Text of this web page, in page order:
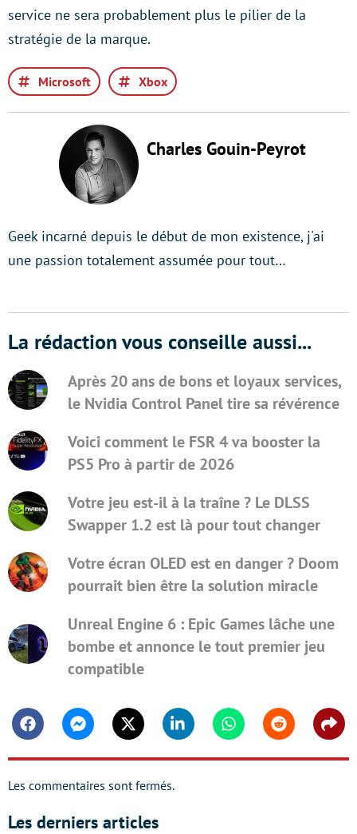
service ne sera probablement plus le pilier de la
stratégie de la marque.
Microsoft Xbox
Charles Gouin-Peyrot
Geek incarné depuis le début de mon existence, j'ai
une passion totalement assumée pour tout…
La rédaction vous conseille aussi...
Après 20 ans de bons et loyaux services,
le Nvidia Control Panel tire sa révérence
Voici comment le FSR 4 va booster la
PS5 Pro à partir de 2026
Votre jeu est-il à la traîne ? Le DLSS
Swapper 1.2 est là pour tout changer
Votre écran OLED est en danger ? Doom
pourrait bien être la solution miracle
Unreal Engine 6 : Epic Games lâche une
bombe et annonce le tout premier jeu
compatible
FacebookMessengerTwitter Linkedin WhatsappReddit
Les commentaires sont fermés.
Les derniers articles